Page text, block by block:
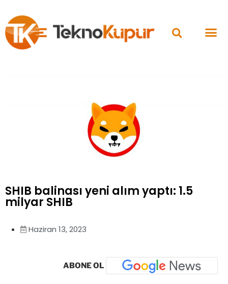
SHIB balinası yeni alım yaptı: 1.5
milyar SHIB
Haziran 13, 2023
ABONE OL